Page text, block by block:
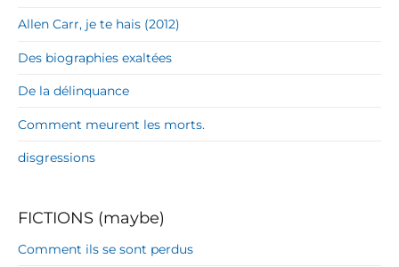
Allen Carr, je te hais (2012)
Des biographies exaltées
De la délinquance
Comment meurent les morts.
disgressions
FICTIONS (maybe)
Comment ils se sont perdus